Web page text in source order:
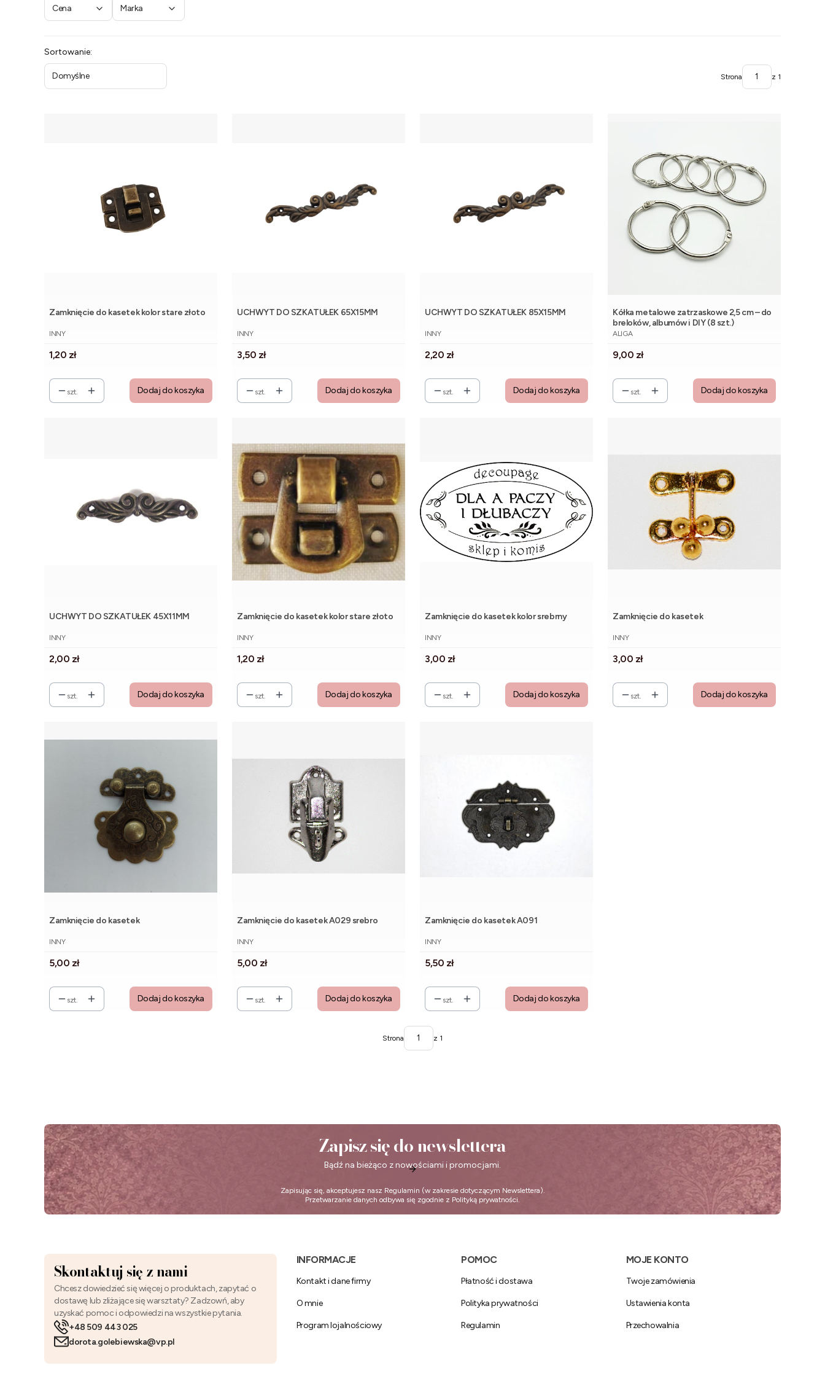
Cena Marka
Lista produktów
Sortowanie:
Domyślne Strona z 1
Zamknięcie do kasetek kolor stare złoto
PRODUCENT
INNY
Cena
1,20 zł
szt. Dodaj do koszyka
UCHWYT DO SZKATUŁEK 65X15MM
PRODUCENT
INNY
Cena
3,50 zł
szt. Dodaj do koszyka
UCHWYT DO SZKATUŁEK 85X15MM
PRODUCENT
INNY
Cena
2,20 zł
szt. Dodaj do koszyka
Kółka metalowe zatrzaskowe 2,5 cm – do
breloków, albumów i DIY (8 szt.)
PRODUCENT
ALIGA
Cena
9,00 zł
szt. Dodaj do koszyka
UCHWYT DO SZKATUŁEK 45X11MM
PRODUCENT
INNY
Cena
2,00 zł
szt. Dodaj do koszyka
Zamknięcie do kasetek kolor stare złoto
PRODUCENT
INNY
Cena
1,20 zł
szt. Dodaj do koszyka
Zamknięcie do kasetek kolor srebrny
PRODUCENT
INNY
Cena
3,00 zł
szt. Dodaj do koszyka
Zamknięcie do kasetek
PRODUCENT
INNY
Cena
3,00 zł
szt. Dodaj do koszyka
Zamknięcie do kasetek
PRODUCENT
INNY
Cena
5,00 zł
szt. Dodaj do koszyka
Zamknięcie do kasetek A029 srebro
PRODUCENT
INNY
Cena
5,00 zł
szt. Dodaj do koszyka
Zamknięcie do kasetek A091
PRODUCENT
INNY
Cena
5,50 zł
szt. Dodaj do koszyka
Strona z 1
Zapisz się do newslettera
Bądź na bieżąco z nowościami i promocjami.
Zapisując się, akceptujesz nasz Regulamin (w zakresie dotyczącym Newslettera).
Przetwarzanie danych odbywa się zgodnie z Polityką prywatności.
Skontaktuj się z nami
Chcesz dowiedzieć się więcej o produktach, zapytać o
dostawę lub zliżające się warsztaty? Zadzowń, aby
uzyskać pomoc i odpowiedzi na wszystkie pytania.
+48 509 443 025
dorota.golebiewska@vp.pl
Linki w stopce
INFORMACJE
Kontakt i dane firmy
O mnie
Program lojalnościowy
POMOC
Płatność i dostawa
Polityka prywatności
Regulamin
MOJE KONTO
Twoje zamówienia
Ustawienia konta
Przechowalnia